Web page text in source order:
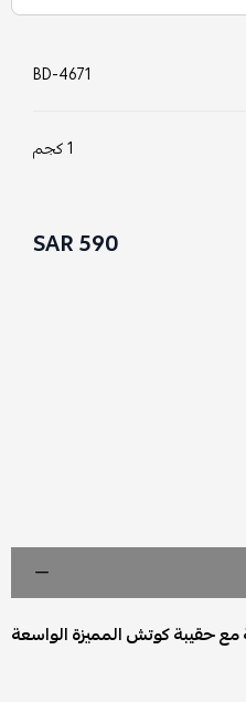
BD-4671
1 كجم
590 SAR
مع حقيبة كوتش المميزة الواسعة